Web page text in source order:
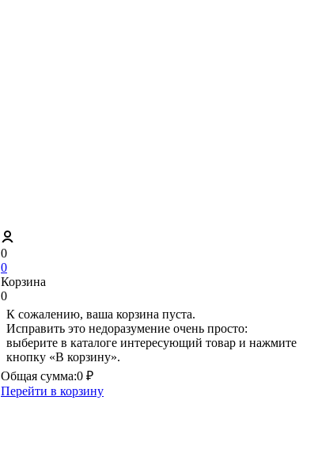
0
0
Корзина
0
К сожалению, ваша корзина пуста.
Исправить это недоразумение очень просто:
выберите в каталоге интересующий товар и нажмите
кнопку «В корзину».
Общая сумма:0 ₽
Перейти в корзину